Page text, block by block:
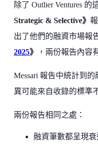
除了 Outlier Ventures 的
Strategic & Selective》
出了他們的融資市場報
2025》 ，兩份報告內容
Messari 報告中統計到
異可能來自收錄的標準
兩份報告相同之處：
融資筆數都呈現衰